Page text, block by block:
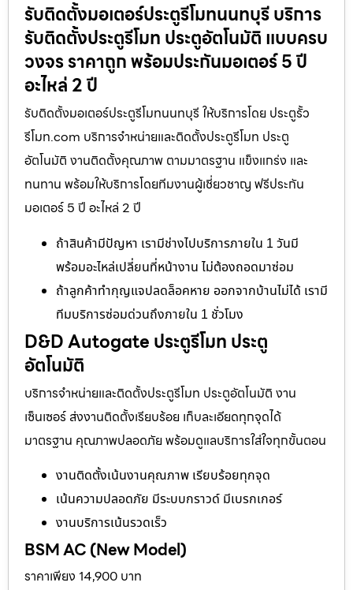
รับติดตั้งมอเตอร์ประตูรีโมทนนทบุรี บริการ
รับติดตั้งประตูรีโมท ประตูอัตโนมัติ แบบครบ
วงจร ราคาถูก พร้อมประกันมอเตอร์ 5 ปี
อะไหล่ 2 ปี
รับติดตั้งมอเตอร์ประตูรีโมทนนทบุรี ให้บริการโดย ประตูรั้ว
รีโมท.com บริการจำหน่ายและติดตั้งประตูรีโมท ประตู
อัตโนมัติ งานติดตั้งคุณภาพ ตามมาตรฐาน แข็งแกร่ง และ
ทนทาน พร้อมให้บริการโดยทีมงานผู้เชี่ยวชาญ ฟรีประกัน
มอเตอร์ 5 ปี อะไหล่ 2 ปี
ถ้าสินค้ามีปัญหา เรามีช่างไปบริการภายใน 1 วันมี
พร้อมอะไหล่เปลี่ยนที่หน้างาน ไม่ต้องถอดมาซ่อม
ถ้าลูกค้าทำกุญแจปลดล็อคหาย ออกจากบ้านไม่ได้ เรามี
ทีมบริการซ่อมด่วนถึงภายใน 1 ชั่วโมง
D&D Autogate ประตูรีโมท ประตู
อัตโนมัติ
บริการจำหน่ายและติดตั้งประตูรีโมท ประตูอัตโนมัติ งาน
เซ็นเซอร์ ส่งงานติดตั้งเรียบร้อย เก็บละเอียดทุกจุดได้
มาตรฐาน คุณภาพปลอดภัย พร้อมดูแลบริการใส่ใจทุกขั้นตอน
งานติดตั้งเน้นงานคุณภาพ เรียบร้อยทุกจุด
เน้นความปลอดภัย มีระบบกราวด์ มีเบรกเกอร์
งานบริการเน้นรวดเร็ว
BSM AC (New Model)
ราคาเพียง 14,900 บาท